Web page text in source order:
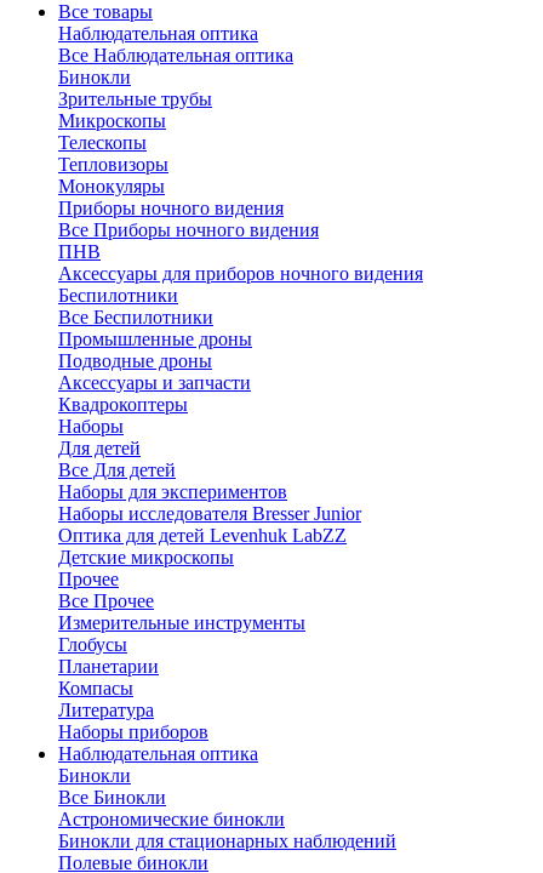
Все товары
Наблюдательная оптика
Все Наблюдательная оптика
Бинокли
Зрительные трубы
Микроскопы
Телескопы
Тепловизоры
Монокуляры
Приборы ночного видения
Все Приборы ночного видения
ПНВ
Аксессуары для приборов ночного видения
Беспилотники
Все Беспилотники
Промышленные дроны
Подводные дроны
Аксессуары и запчасти
Квадрокоптеры
Наборы
Для детей
Все Для детей
Наборы для экспериментов
Наборы исследователя Bresser Junior
Оптика для детей Levenhuk LabZZ
Детские микроскопы
Прочее
Все Прочее
Измерительные инструменты
Глобусы
Планетарии
Компасы
Литература
Наборы приборов
Наблюдательная оптика
Бинокли
Все Бинокли
Астрономические бинокли
Бинокли для стационарных наблюдений
Полевые бинокли